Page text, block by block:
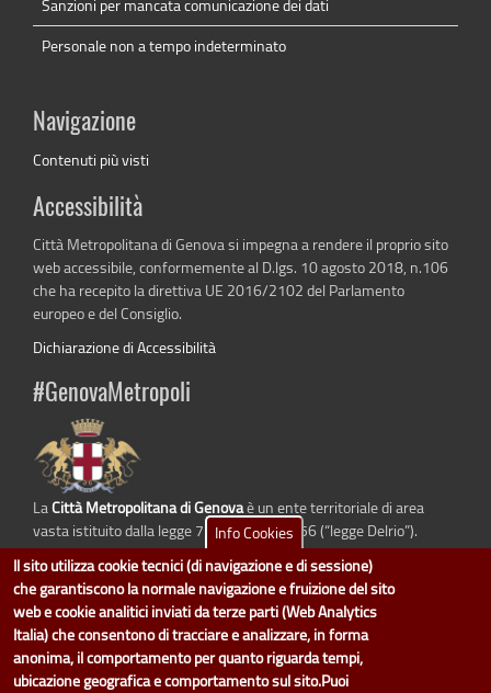
Sanzioni per mancata comunicazione dei dati
Personale non a tempo indeterminato
Navigazione
Contenuti più visti
Accessibilità
Città Metropolitana di Genova si impegna a rendere il proprio sito
web accessibile, conformemente al D.lgs. 10 agosto 2018, n.106
che ha recepito la direttiva UE 2016/2102 del Parlamento
europeo e del Consiglio.
Dichiarazione di Accessibilità
#GenovaMetropoli
LaCittà Metropolitana di Genovaè un ente territoriale di area
vasta istituito dalla legge 7 aprile 2014 n. 56 (“legge Delrio”).
Sostituisce la Provincia di Genova.
dati.cittametropolitana.genova.itè il progetto "Open Data" della
Metropolitana di Genova.
Info Cookies
Il sito utilizza cookie tecnici (di navigazione e di sessione)
che garantiscono la normale navigazione e fruizione del sito
web e cookie analitici inviati da terze parti (Web Analytics
Italia) che consentono di tracciare e analizzare, in forma
anonima, il comportamento per quanto riguarda tempi,
ubicazione geografica e comportamento sul sito.Puoi